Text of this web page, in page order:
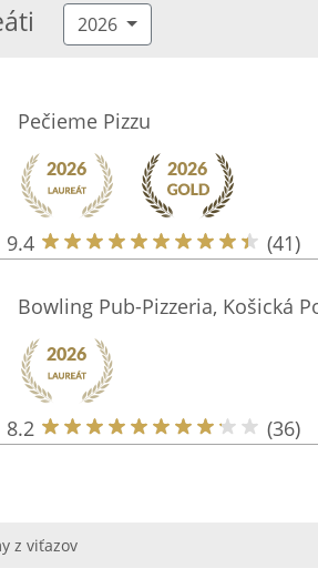
2026
Pečieme Pizzu
9.4 (41)
Bowling Pub-Pizzeria, Košická
8.2 (36)
z viťazov